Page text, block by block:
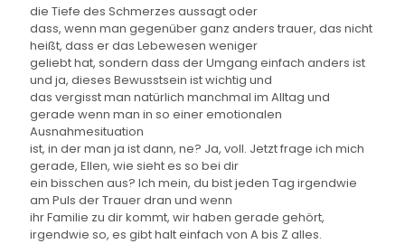
die Tiefe des Schmerzes aussagt oder
dass, wenn man gegenüber ganz anders trauer, das nicht
heißt, dass er das Lebewesen weniger
geliebt hat, sondern dass der Umgang einfach anders ist
und ja, dieses Bewusstsein ist wichtig und
das vergisst man natürlich manchmal im Alltag und
gerade wenn man in so einer emotionalen
Ausnahmesituation
ist, in der man ja ist dann, ne? Ja, voll. Jetzt frage ich mich
gerade, Ellen, wie sieht es so bei dir
ein bisschen aus? Ich mein, du bist jeden Tag irgendwie
am Puls der Trauer dran und wenn
ihr Familie zu dir kommt, wir haben gerade gehört,
irgendwie so, es gibt halt einfach von A bis Z alles.